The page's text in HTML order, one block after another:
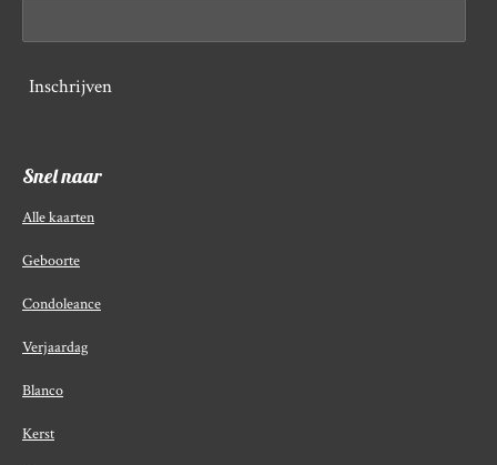
Inschrijven
Snel naar
Alle kaarten
Geboorte
Condoleance
Verjaardag
Blanco
Kerst